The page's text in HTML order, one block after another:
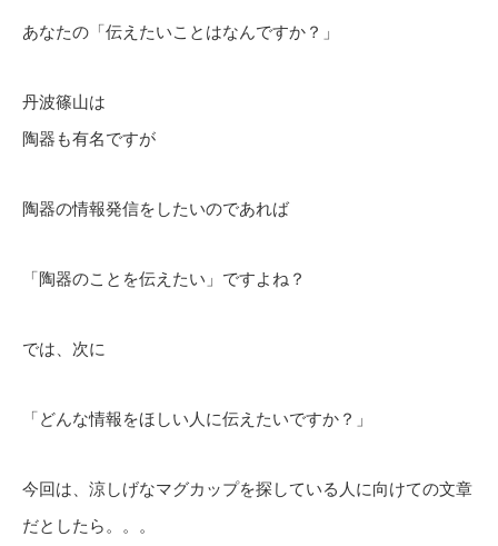
あなたの「伝えたいことはなんですか？」
丹波篠山は
陶器も有名ですが
陶器の情報発信をしたいのであれば
「陶器のことを伝えたい」ですよね？
では、次に
「どんな情報をほしい人に伝えたいですか？」
今回は、涼しげなマグカップを探している人に向けての文章
だとしたら。。。